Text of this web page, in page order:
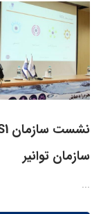
سازمان توانیر
...